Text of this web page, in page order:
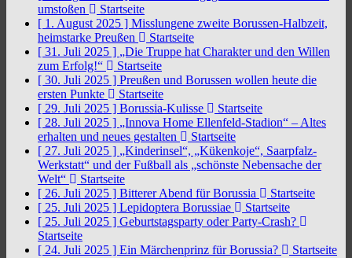
umstoßen
Startseite
[ 1. August 2025 ] Misslungene zweite Borussen-Halbzeit,
heimstarke Preußen
Startseite
[ 31. Juli 2025 ] „Die Truppe hat Charakter und den Willen
zum Erfolg!“
Startseite
[ 30. Juli 2025 ] Preußen und Borussen wollen heute die
ersten Punkte
Startseite
[ 29. Juli 2025 ] Borussia-Kulisse
Startseite
[ 28. Juli 2025 ] „Innova Home Ellenfeld-Stadion“ – Altes
erhalten und neues gestalten
Startseite
[ 27. Juli 2025 ] „Kinderinsel“, „Kükenkoje“, Saarpfalz-
Werkstatt“ und der Fußball als „schönste Nebensache der
Welt“
Startseite
[ 26. Juli 2025 ] Bitterer Abend für Borussia
Startseite
[ 25. Juli 2025 ] Lepidoptera Borussiae
Startseite
[ 25. Juli 2025 ] Geburtstagsparty oder Party-Crash?
Startseite
[ 24. Juli 2025 ] Ein Märchenprinz für Borussia?
Startseite